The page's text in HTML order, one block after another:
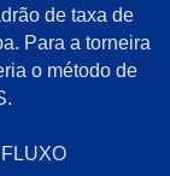
de taxa de
Para a torneira
o método de